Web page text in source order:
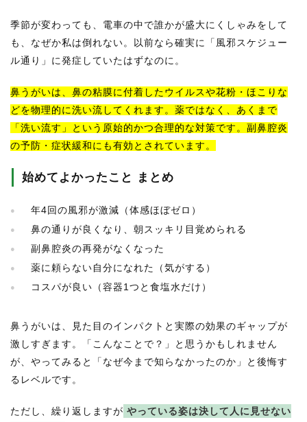
季節が変わっても、電車の中で誰かが盛大にくしゃみをして
も、なぜか私は倒れない。以前なら確実に「風邪スケジュー
ル通り」に発症していたはずなのに。
鼻うがいは、鼻の粘膜に付着したウイルスや花粉・ほこりな
どを物理的に洗い流してくれます。薬ではなく、あくまで
「洗い流す」という原始的かつ合理的な対策です。副鼻腔炎
の予防・症状緩和にも有効とされています。
始めてよかったこと まとめ
年4回の風邪が激減（体感ほぼゼロ）
鼻の通りが良くなり、朝スッキリ目覚められる
副鼻腔炎の再発がなくなった
薬に頼らない自分になれた（気がする）
コスパが良い（容器1つと食塩水だけ）
鼻うがいは、見た目のインパクトと実際の効果のギャップが
激しすぎます。「こんなことで？」と思うかもしれません
が、やってみると「なぜ今まで知らなかったのか」と後悔す
るレベルです。
ただし、繰り返しますが やっている姿は決して人に見せない